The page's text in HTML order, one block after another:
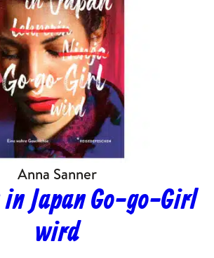
Anna Sanner
in Japan Go-go-Girl
wird